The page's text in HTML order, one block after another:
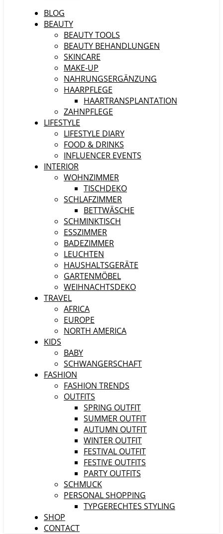
BLOG
BEAUTY
BEAUTY TOOLS
BEAUTY BEHANDLUNGEN
SKINCARE
MAKE-UP
NAHRUNGSERGÄNZUNG
HAARPFLEGE
HAARTRANSPLANTATION
ZAHNPFLEGE
LIFESTYLE
LIFESTYLE DIARY
FOOD & DRINKS
INFLUENCER EVENTS
INTERIOR
WOHNZIMMER
TISCHDEKO
SCHLAFZIMMER
BETTWÄSCHE
SCHMINKTISCH
ESSZIMMER
BADEZIMMER
LEUCHTEN
HAUSHALTSGERÄTE
GARTENMÖBEL
WEIHNACHTSDEKO
TRAVEL
AFRICA
EUROPE
NORTH AMERICA
KIDS
BABY
SCHWANGERSCHAFT
FASHION
FASHION TRENDS
OUTFITS
SPRING OUTFIT
SUMMER OUTFIT
AUTUMN OUTFIT
WINTER OUTFIT
FESTIVAL OUTFIT
FESTIVE OUTFITS
PARTY OUTFITS
SCHMUCK
PERSONAL SHOPPING
TYPGERECHTES STYLING
SHOP
CONTACT